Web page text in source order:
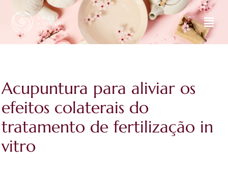
Acupuntura para aliviar os
efeitos colaterais do
tratamento de fertilização in
vitro